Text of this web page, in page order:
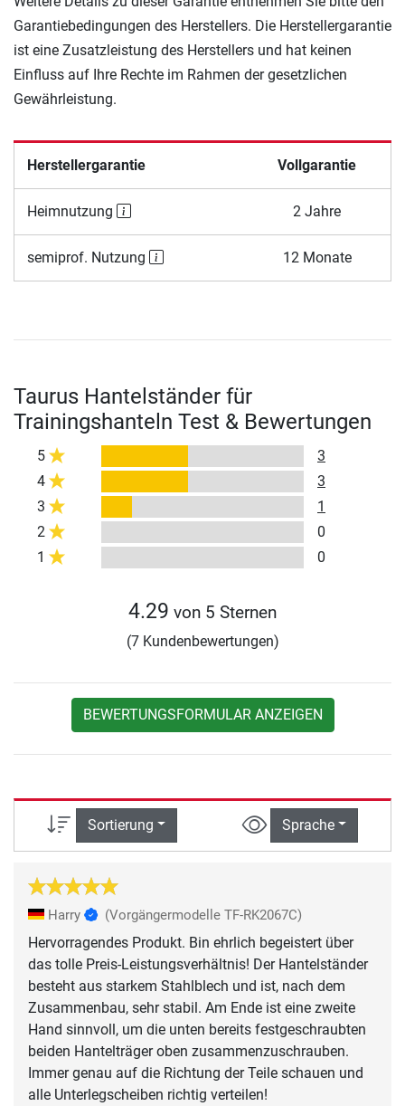
Garantiebedingungen des Herstellers. Die Herstellergarantie
ist eine Zusatzleistung des Herstellers und hat keinen
Einfluss auf Ihre Rechte im Rahmen der gesetzlichen
Gewährleistung.
Herstellergarantie Vollgarantie
Heimnutzung 2 Jahre
semiprof. Nutzung 12 Monate
Taurus Hantelständer für
Trainingshanteln Test & Bewertungen
5
3
4
3
3
1
2
0
1
0
4.29 von 5 Sternen
(7 Kundenbewertungen)
BEWERTUNGSFORMULAR ANZEIGEN
Sortierung Sprache
Harry (Vorgängermodelle TF-RK2067C)
Hervorragendes Produkt. Bin ehrlich begeistert über
das tolle Preis-Leistungsverhältnis! Der Hantelständer
besteht aus starkem Stahlblech und ist, nach dem
Zusammenbau, sehr stabil. Am Ende ist eine zweite
Hand sinnvoll, um die unten bereits festgeschraubten
beiden Hantelträger oben zusammenzuschrauben.
Immer genau auf die Richtung der Teile schauen und
alle Unterlegscheiben richtig verteilen!